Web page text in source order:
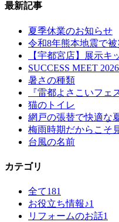
最新記事
夏季休業のお知らせ
令和8年熊本地震で
【宇都宮店】展示
SUCCESS MEET
暑さの種類
『雷都よさこいフェ
猫のトイレ
網戸の張替で快適な
梅雨時期だからこそ
台風の名前
カテゴリ
全て181
お役立ち情報♪1
リフォームのお話1